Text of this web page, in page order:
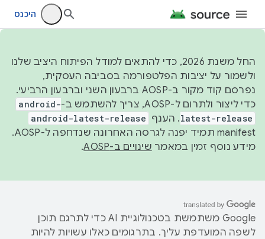
היכנס
החל משנת 2026, כדי להתאים למודל הפיתוח היציב שלנו
ולשמור על יציבות הפלטפורמה בסביבה העסקית,
נפרסם קוד מקור ב-AOSP ברבעון השני וברבעון הרביעי.
כדי ליצור ולתרום ל-AOSP, צריך להשתמש ב-
android-
latest-release. הענף android-latest-release
manifest תמיד יפנה לגרסה האחרונה שנדחפה ל-AOSP.
מידע נוסף זמין במאמר שינויים ב-AOSP .
‫Google משתמשת בטכנולוגיית AI כדי לתרגם תוכן
לשפה המועדפת עליך. בתרגומים כאלו עשויות להיות